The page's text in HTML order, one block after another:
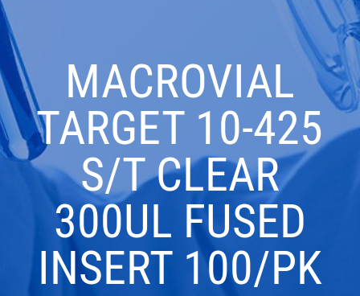
MACROVIAL
TARGET 10-425
S/T CLEAR
300UL FUSED
INSERT 100/PK